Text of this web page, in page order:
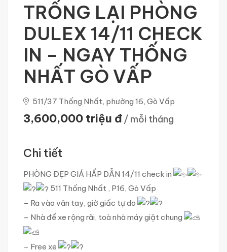
TRỐNG LẠI PHÒNG
DULEX 14/11 CHECK
IN – NGAY THỐNG
NHẤT GÒ VẤP
511/37 Thống Nhất, phường 16, Gò Vấp
3,600,000 triệu đ / mỗi tháng
Chi tiết
PHÒNG ĐẸP GIÁ HẤP DẪN 14/11 check in
511 Thống Nhất , P16, Gò Vấp
– Ra vào vân tay, giờ giấc tự do
– Nhà để xe rộng rãi, toà nhà máy giặt chung
– Free xe